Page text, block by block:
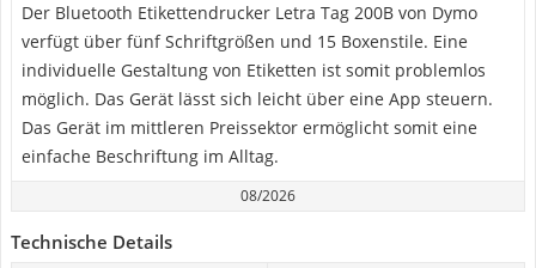
Der Bluetooth Etikettendrucker Letra Tag 200B von Dymo
verfügt über fünf Schriftgrößen und 15 Boxenstile. Eine
individuelle Gestaltung von Etiketten ist somit problemlos
möglich. Das Gerät lässt sich leicht über eine App steuern.
Das Gerät im mittleren Preissektor ermöglicht somit eine
einfache Beschriftung im Alltag.
08/2026
Technische Details